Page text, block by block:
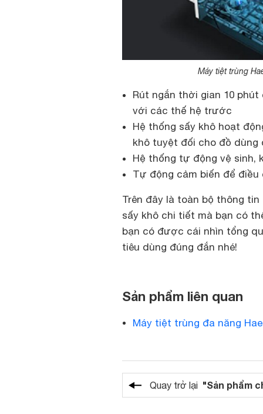
Máy tiệt trùng
Rút ngắn thời gian 10
với các thế hệ trước
Hệ thống sấy khô hoạt
khô tuyệt đối cho đồ dùng
Hệ thống tự động vệ sinh,
Tự động cảm biến để
Trên đây là toàn bộ thông tin
sấy khô chi tiết mà bạn có
bạn có được cái nhìn tổng
tiêu dùng đúng đắn nhé!
Sản phẩm liên quan
Máy tiệt trùng đa năng
Quay trở lại "Sản phẩm